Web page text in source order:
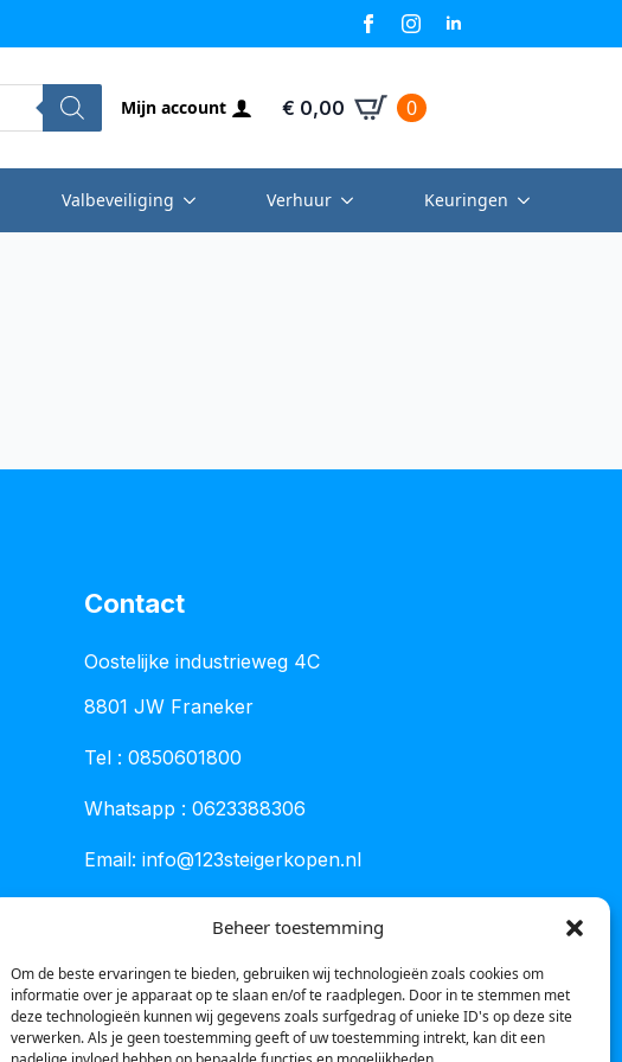
Beheer toestemming
Om de beste ervaringen te bieden, gebruiken wij technologieën zoals cookies om
informatie over je apparaat op te slaan en/of te raadplegen. Door in te stemmen met
deze technologieën kunnen wij gegevens zoals surfgedrag of unieke ID's op deze site
verwerken. Als je geen toestemming geeft of uw toestemming intrekt, kan dit een
Mijn account € 0,00 0
Valbeveiliging Verhuur Keuringen
Contact
Oostelijke industrieweg 4C
8801 JW Franeker
Tel : 0850601800
Whatsapp : 0623388306
Email: info@123steigerkopen.nl